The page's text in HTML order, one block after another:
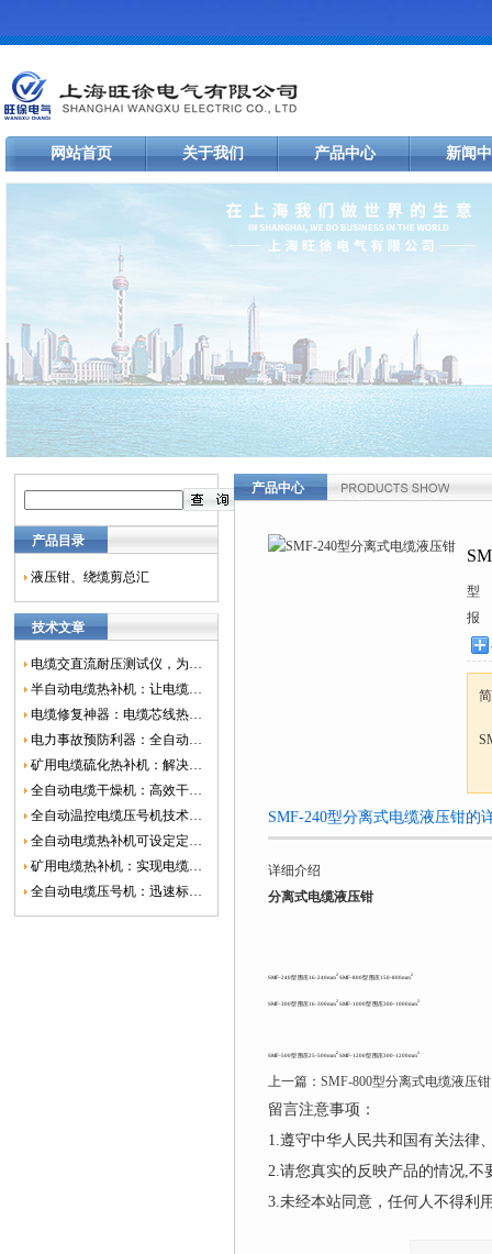
网站首页 关于我们 产品中心 新闻
产品目录
液压钳、绕缆剪总汇
技术文章
电缆交直流耐压测试仪，为电网安全保驾护航
半自动电缆热补机：让电缆修复更简单、更高效！
电缆修复神器：电缆芯线热补机如何保障电网安全？
电力事故预防利器：全自动控温电缆热补机
矿用电缆硫化热补机：解决矿山电缆故障的新选择
全自动电缆干燥机：高效干燥，电缆质量
全自动温控电缆压号机技术革新：数字化标识的新趋势
全自动电缆热补机可设定定时功能，实现自动化热补
矿用电缆热补机：实现电缆故障修复的高效装置
全自动电缆压号机：迅速标识电缆的利器
产品中心
型
报
SMF-240型分离式电缆液压钳的
详细介绍
分离式电缆液压钳
SMF-240型 围压16-240mm
2
SMF-800型 围压150-800mm
2
SMF-300型 围压16-300mm
2
SMF-1000型 围压300-1000mm
2
SMF-500型 围压25-500mm
2
SMF-1200型 围压300-1200mm
2
上一篇： SMF-800型分离式电缆液压钳
留言注意事项：
1.遵守中华人民共和国有关法律
2.请您真实的反映产品的情况,
3.未经本站同意，任何人不得利